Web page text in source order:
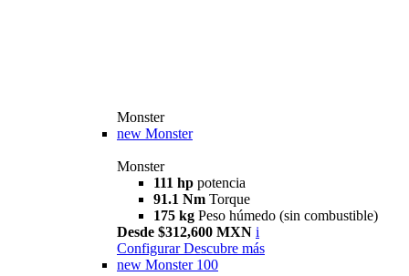
Monster
new Monster
Monster
111 hp potencia
91.1 Nm Torque
175 kg Peso húmedo (sin combustible)
Desde $312,600 MXN i
Configurar Descubre más
new Monster 100